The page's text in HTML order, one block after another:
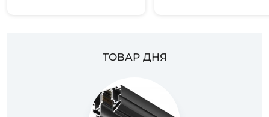
ТОВАР ДНЯ